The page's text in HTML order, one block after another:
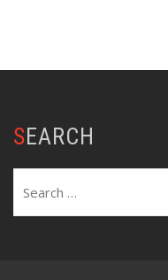
SEARCH
for: